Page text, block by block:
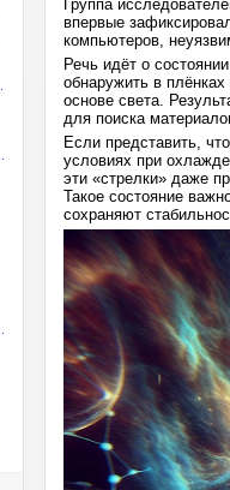
Группа
впервые
компьютеров,
Речь идёт о
обнаружить в
основе света.
для поиска
Если представить,
условиях при
эти «стрелки» даже
Такое состояние
сохраняют